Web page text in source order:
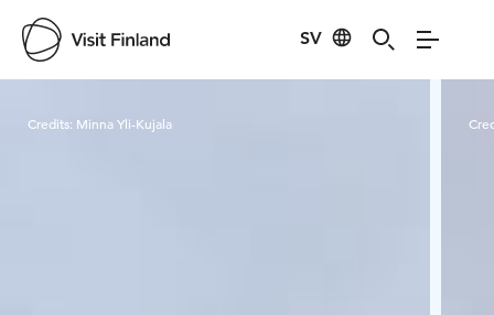
SV
Credits: Minna Yli-Kujala